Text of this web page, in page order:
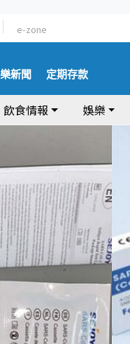
e-zone
新聞 定期存款
飲食情報 娛樂